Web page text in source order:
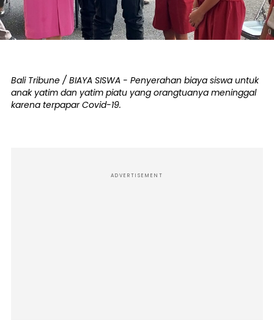
Bali Tribune / BIAYA SISWA - Penyerahan biaya siswa untuk
anak yatim dan yatim piatu yang orangtuanya meninggal
karena terpapar Covid-19.
ADVERTISEMENT